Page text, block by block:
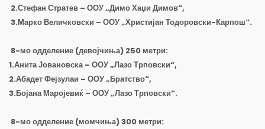
2.Стефан Стратев – ООУ „Димо Хаџи Димов“,
3.Марко Величковски – ООУ „Христијан Тодоровски-Карпош“.
8-мо одделение (девојчиња) 250 метри:
1.Анита Јовановска – ООУ „Лазо Трповски“,
2.Абадет Фејзулаи – ООУ „Братство“,
3.Бојана Маројевиќ – ООУ „Лазо Трповски“.
8-мо одделение (момчиња) 300 метри: